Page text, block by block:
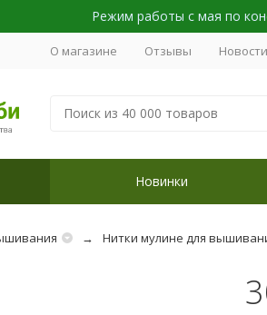
Режим работы с мая по
О магазине Отзывы Новости
Новинки
Нитки мулине для